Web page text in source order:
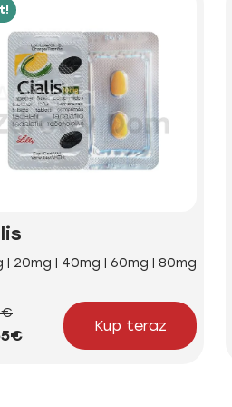
| 20mg | 40mg | 60mg | 80mg
Kup teraz